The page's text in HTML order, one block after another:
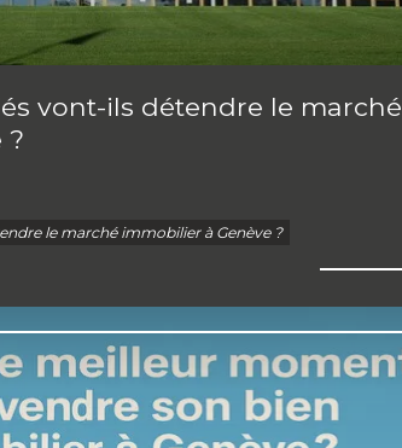
vont-ils détendre le marché
?
le marché immobilier à Genève ?